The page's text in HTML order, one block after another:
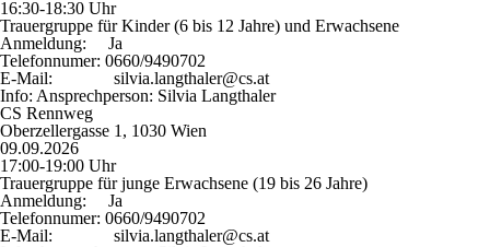
16:30-18:30 Uhr
Trauergruppe für Kinder (6 bis 12 Jahre) und Erwachsene
Anmeldung: Ja
Telefonnumer: 0660/9490702
E-Mail:
silvia.langthaler@cs.at
Info: Ansprechperson: Silvia Langthaler
CS Rennweg
Oberzellergasse 1, 1030 Wien
09.09.2026
17:00-19:00 Uhr
Trauergruppe für junge Erwachsene (19 bis 26 Jahre)
Anmeldung: Ja
Telefonnumer: 0660/9490702
E-Mail:
silvia.langthaler@cs.at